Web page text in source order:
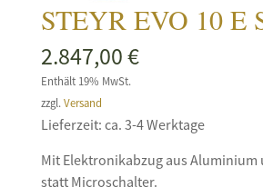
STEYR EVO 10 E
2.847,00€
Enthält 19% MwSt.
zzgl. Versand
Lieferzeit: ca. 3-4 Werktage
Mit Elektronikabzug aus
statt Microschalter.